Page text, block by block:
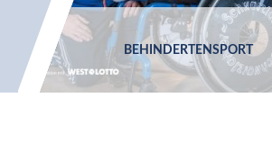
BEHINDERTEN­SPORT